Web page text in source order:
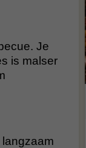
Je
is malser